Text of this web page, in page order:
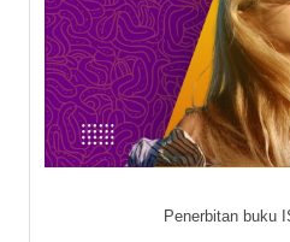
Penerbitan buku